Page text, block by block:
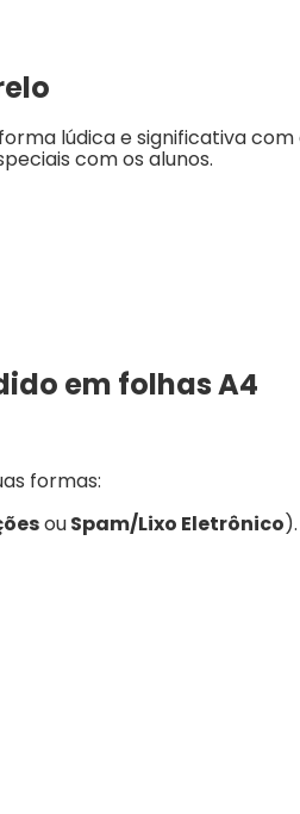
lúdica e significativa
com os alunos.
em folhas A4
formas:
ouSpam/Lixo Eletrônico).